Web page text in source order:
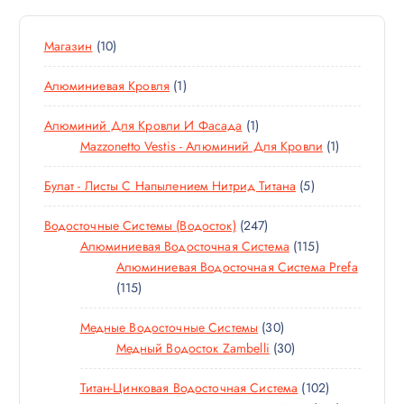
и
:Магазин 101
0
Т
О
В
А
Р
О
В
Алюминиевая Кровля 11
Т
О
В
А
Р
Алюминий Для Кровли И Фасада 11
Т
О
В
А
Р
Mazzonetto Vestis - Алюминий Для Кровли 11
Т
В
Булат - Листы С Напылением Нитрид Титана 55
Т
В
А
О
Водосточные Системы (водосток) 2472
4
7
О
В
А
Р
О
Алюминиевая Водосточная Система 1151
1
Т
А
Р
Алюминиевая Водосточная Система Prefa
1151
1
5
Т
О
В
Медные Водосточные Системы 303
0
Т
О
Медный Водосток Zambelli 303
0
Т
Титан-Цинковая Водосточная Система 1021